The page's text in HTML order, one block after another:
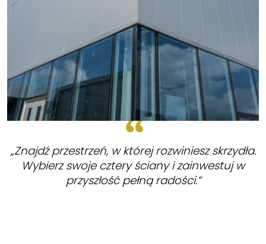
„Znajdź przestrzeń, w której rozwiniesz skrzydła.
Wybierz swoje cztery ściany i zainwestuj w
przyszłość pełną radości.”